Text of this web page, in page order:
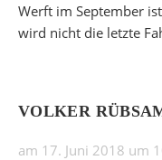
Werft im September
wird nicht die letzte
VOLKER
am 17. Juni 2018 um